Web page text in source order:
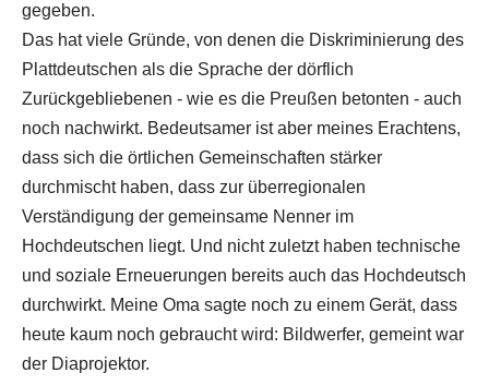
gegeben.
Das hat viele Gründe, von denen die Diskriminierung des
Plattdeutschen als die Sprache der dörflich
Zurückgebliebenen - wie es die Preußen betonten - auch
noch nachwirkt. Bedeutsamer ist aber meines Erachtens,
dass sich die örtlichen Gemeinschaften stärker
durchmischt haben, dass zur überregionalen
Verständigung der gemeinsame Nenner im
Hochdeutschen liegt. Und nicht zuletzt haben technische
und soziale Erneuerungen bereits auch das Hochdeutsch
durchwirkt. Meine Oma sagte noch zu einem Gerät, dass
heute kaum noch gebraucht wird: Bildwerfer, gemeint war
der Diaprojektor.